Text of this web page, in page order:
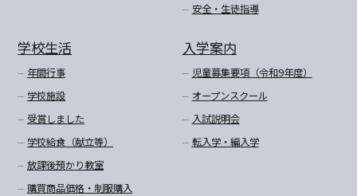
安全・生徒指導
学校生活
年間行事
学校施設
受賞しました
学校給食（献立等）
放課後預かり教室
購買商品価格・制服購入
入学案内
児童募集要項（令和9年度）
オープンスクール
入試説明会
転入学・編入学